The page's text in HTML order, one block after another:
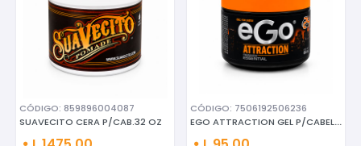
CÓDIGO: 859896004087
SUAVECITO CERA P/CAB.32 OZ
CÓDIGO: 7506192506236
EGO ATTRACTION GEL P/CABELLO 5